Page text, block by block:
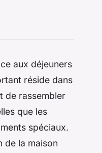
aux déjeuners
réside dans
de rassembler
que les
spéciaux.
de la maison